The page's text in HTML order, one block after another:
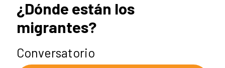
¿Dónde están los
migrantes?
Conversatorio